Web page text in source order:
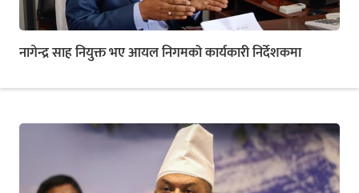
नागेन्द्र साह नियुक्त भए आयल निगमको कार्यकारी निर्देशकमा